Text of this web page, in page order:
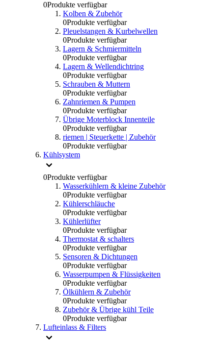
0Produkte verfügbar
Kolben & Zubehör
0Produkte verfügbar
Pleuelstangen & Kurbelwellen
0Produkte verfügbar
Lagern & Schmiermitteln
0Produkte verfügbar
Lagern & Wellendichtring
0Produkte verfügbar
Schrauben & Muttern
0Produkte verfügbar
Zahnriemen & Pumpen
0Produkte verfügbar
Übrige Moterblock Innenteile
0Produkte verfügbar
riemen | Steuerkette | Zubehör
0Produkte verfügbar
Kühlsystem
0Produkte verfügbar
Wasserkühlern & kleine Zubehör
0Produkte verfügbar
Kühlerschläuche
0Produkte verfügbar
Kühlerlüfter
0Produkte verfügbar
Thermostat & schalters
0Produkte verfügbar
Sensoren & Dichtungen
0Produkte verfügbar
Wasserpumpen & Flüssigkeiten
0Produkte verfügbar
Ölkühlern & Zubehör
0Produkte verfügbar
Zubehör & Übrige kühl Teile
0Produkte verfügbar
Lufteinlass & Filters